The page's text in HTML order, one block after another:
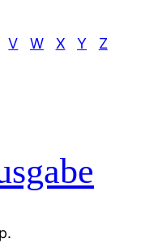
V W X Y
Z